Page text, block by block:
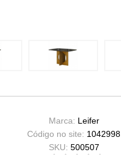
Marca: Leifer
Código no site: 1042998
SKU: 500507